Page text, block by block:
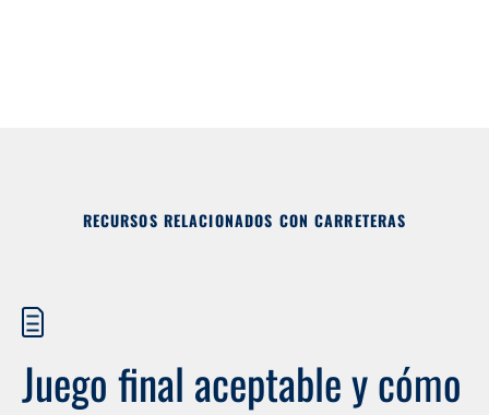
RECURSOS RELACIONADOS CON CARRETERAS
Juego final aceptable y cómo